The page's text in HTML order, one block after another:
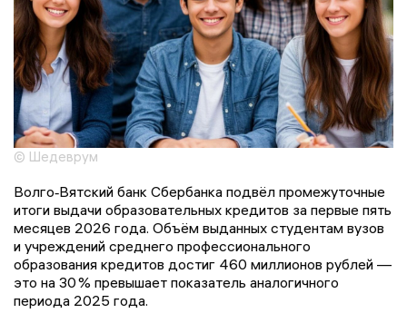
© Шедеврум
Волго‑Вятский банк Сбербанка подвёл промежуточные
итоги выдачи образовательных кредитов за первые пять
месяцев 2026 года. Объём выданных студентам вузов
и учреждений среднего профессионального
образования кредитов достиг 460 миллионов рублей —
это на 30 % превышает показатель аналогичного
периода 2025 года.